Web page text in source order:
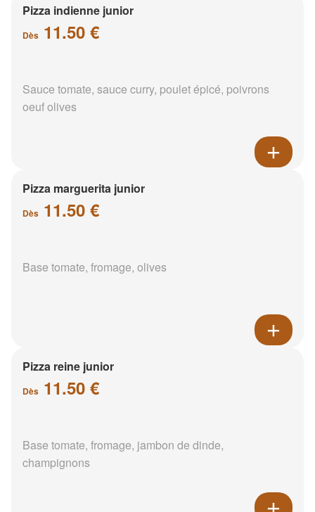
Pizza indienne junior
Dès 11.50 €
Sauce tomate, sauce curry, poulet épicé, poivrons
oeuf olives
Pizza marguerita junior
Dès 11.50 €
Base tomate, fromage, olives
Pizza reine junior
Dès 11.50 €
Base tomate, fromage, jambon de dinde,
champignons